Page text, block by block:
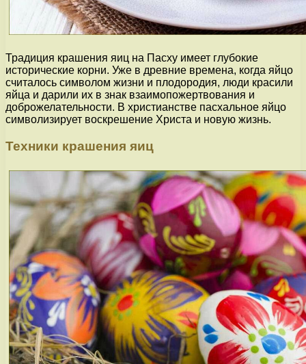
Традиция крашения яиц на Пасху имеет глубокие
исторические корни. Уже в древние времена, когда яйцо
считалось символом жизни и плодородия, люди красили
яйца и дарили их в знак взаимопожертвования и
доброжелательности. В христианстве пасхальное яйцо
символизирует воскрешение Христа и новую жизнь.
Техники крашения яиц